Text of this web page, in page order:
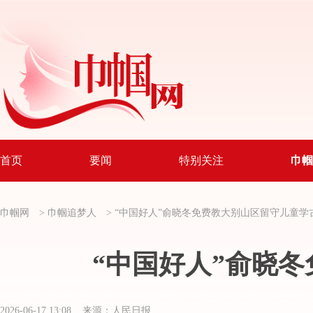
首页 要闻 特别关注 巾
巾帼网 > 巾帼追梦人 > “中国好人”俞晓冬免费教大别山区留守儿童学
“中国好人”俞晓
2026-06-17 13:08 来源：人民日报